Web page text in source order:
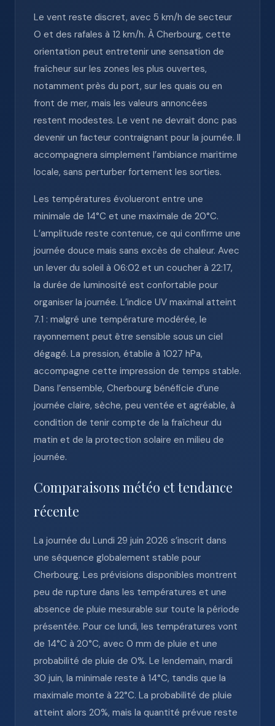
Le vent reste discret, avec 5 km/h de secteur
O et des rafales à 12 km/h. À Cherbourg, cette
orientation peut entretenir une sensation de
fraîcheur sur les zones les plus ouvertes,
notamment près du port, sur les quais ou en
front de mer, mais les valeurs annoncées
restent modestes. Le vent ne devrait donc pas
devenir un facteur contraignant pour la journée. Il
accompagnera simplement l’ambiance maritime
locale, sans perturber fortement les sorties.
Les températures évolueront entre une
minimale de 14°C et une maximale de 20°C.
L’amplitude reste contenue, ce qui confirme une
journée douce mais sans excès de chaleur. Avec
un lever du soleil à 06:02 et un coucher à 22:17,
la durée de luminosité est confortable pour
organiser la journée. L’indice UV maximal atteint
7.1 : malgré une température modérée, le
rayonnement peut être sensible sous un ciel
dégagé. La pression, établie à 1027 hPa,
accompagne cette impression de temps stable.
Dans l’ensemble, Cherbourg bénéficie d’une
journée claire, sèche, peu ventée et agréable, à
condition de tenir compte de la fraîcheur du
matin et de la protection solaire en milieu de
journée.
Comparaisons météo et tendance
récente
La journée du Lundi 29 juin 2026 s’inscrit dans
une séquence globalement stable pour
Cherbourg. Les prévisions disponibles montrent
peu de rupture dans les températures et une
absence de pluie mesurable sur toute la période
présentée. Pour ce lundi, les températures vont
de 14°C à 20°C, avec 0 mm de pluie et une
probabilité de pluie de 0%. Le lendemain, mardi
30 juin, la minimale reste à 14°C, tandis que la
maximale monte à 22°C. La probabilité de pluie
atteint alors 20%, mais la quantité prévue reste